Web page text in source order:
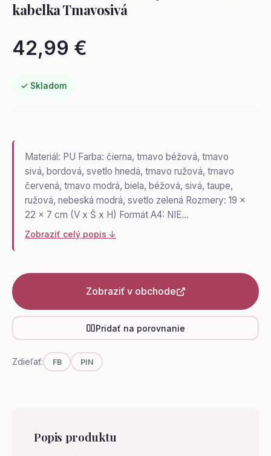
kabelka Tmavosivá
42,99 €
✓ Skladom
Materiál: PU Farba: čierna, tmavo béžová, tmavo
sivá, bordová, svetlo hnedá, tmavo ružová, tmavo
červená, tmavo modrá, biela, béžová, sivá, taupe,
ružová, nebeská modrá, svetlo zelená Rozmery: 19 x
22 x 7 cm (V x Š x H) Formát A4: NIE…
Zobraziť celý popis ↓
Zobraziť v obchode
Pridať na porovnanie
Zdieľať: FB PIN
Popis produktu